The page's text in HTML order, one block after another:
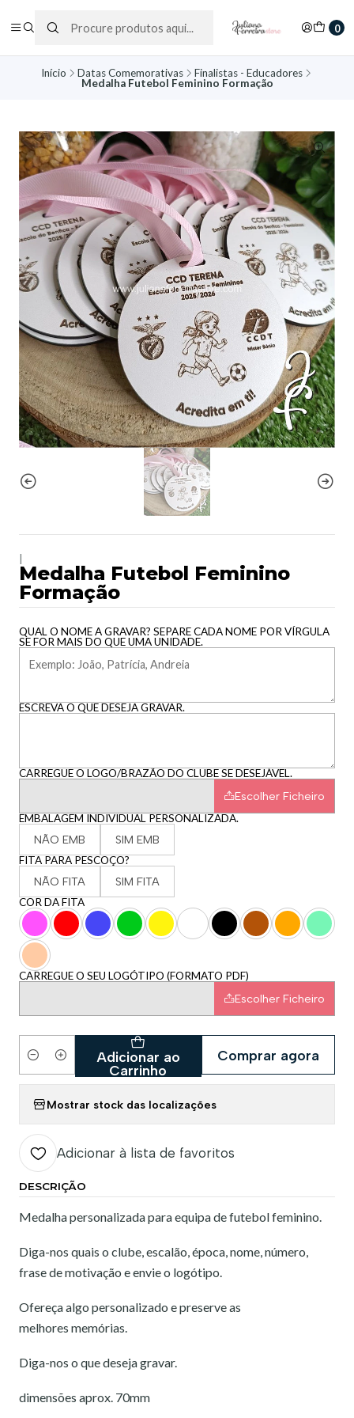
0
Início Datas Comemorativas
Finalistas - Educadores
Medalha Futebol Feminino Formação
Medalha Futebol Feminino
Formação
QUAL O NOME A GRAVAR? SEPARE CADA NOME POR VÍRGULA
SE FOR MAIS DO QUE UMA UNIDADE.
ESCREVA O QUE DESEJA GRAVAR.
CARREGUE O LOGO/BRAZÃO DO CLUBE SE DESEJÁVEL.
Escolher Ficheiro
EMBALAGEM INDIVIDUAL PERSONALIZADA.
NÃO EMB SIM EMB
FITA PARA PESCOÇO?
NÃO FITA SIM FITA
COR DA FITA
CARREGUE O SEU LOGÓTIPO (FORMATO PDF)
Escolher Ficheiro
Quantidade
Adicionar ao
Carrinho
Comprar agora
Mostrar stock das localizações
Adicionar à lista de favoritos
DESCRIÇÃO
Medalha personalizada para equipa de futebol feminino.
Diga-nos quais o clube, escalão, época, nome, número,
frase de motivação e envie o logótipo.
Ofereça algo personalizado e preserve as
melhores memórias.
Diga-nos o que deseja gravar.
dimensões aprox. 70mm